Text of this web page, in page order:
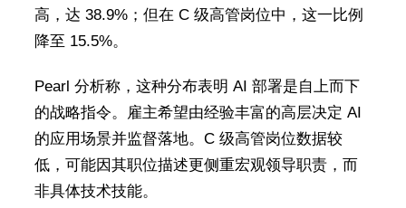
高，达 38.9%；但在 C 级高管岗位中，这一比例
降至 15.5%。
Pearl 分析称，这种分布表明 AI 部署是自上而下
的战略指令。雇主希望由经验丰富的高层决定 AI
的应用场景并监督落地。C 级高管岗位数据较
低，可能因其职位描述更侧重宏观领导职责，而
非具体技术技能。